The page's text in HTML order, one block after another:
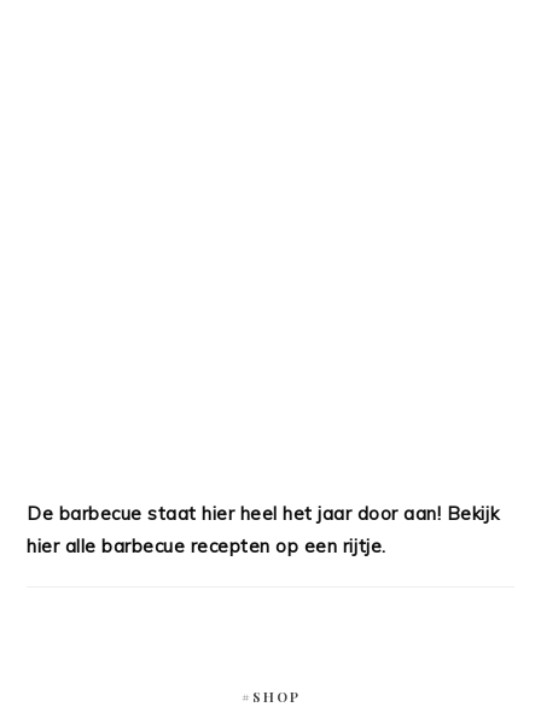
De barbecue staat hier heel het jaar door aan! Bekijk
hier alle barbecue recepten op een rijtje.
#SHOP